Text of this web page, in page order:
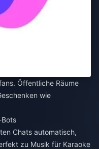
Öffentliche Räume
wie
Chats automatisch,
zu Musik für Karaoke